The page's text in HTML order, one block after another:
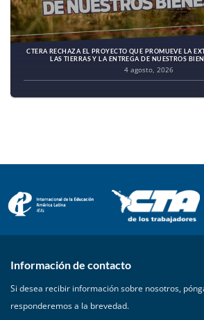
CTERA RECHAZA EL PROYECTO QUE PROMUEVE LA
LAS TIERRAS Y LA ENTREGA DE NUESTROS
4 agosto, 2026
Información de contacto
Si desea recibir información sobre nosotros,
responderemos a la brevedad.